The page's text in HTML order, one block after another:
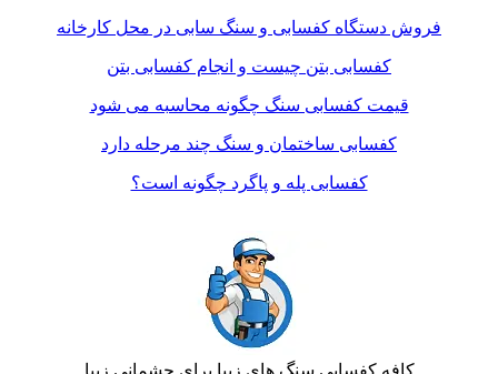
فروش دستگاه کفسابی و سنگ سابی در محل کارخانه
کفسابی بتن چیست و انجام کفسابی بتن
قیمت کفسابی سنگ چگونه محاسبه می شود
کفسابی ساختمان و سنگ چند مرحله دارد
کفسابی پله و پاگرد چگونه است؟